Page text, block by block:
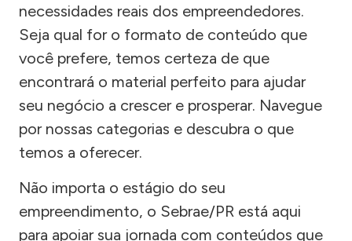
necessidades reais dos empreendedores.
Seja qual for o formato de conteúdo que
você prefere, temos certeza de que
encontrará o material perfeito para ajudar
seu negócio a crescer e prosperar. Navegue
por nossas categorias e descubra o que
temos a oferecer.
Não importa o estágio do seu
empreendimento, o Sebrae/PR está aqui
para apoiar sua jornada com conteúdos que